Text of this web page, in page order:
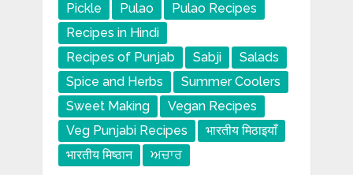
Pickle
Pulao
Pulao Recipes
Recipes in Hindi
Recipes of Punjab
Sabji
Salads
Spice and Herbs
Summer Coolers
Sweet Making
Vegan Recipes
Veg Punjabi Recipes
भारतीय मिठाइयाँ
भारतीय मिष्ठान
ਅਚਾਰ